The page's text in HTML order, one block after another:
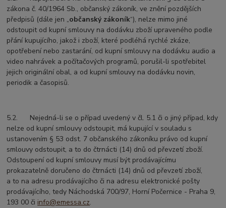
zákona č. 40/1964 Sb., občanský zákoník, ve znění pozdějších
předpisů (dále jen „občanský zákoník“), nelze mimo jiné
odstoupit od kupní smlouvy na dodávku zboží upraveného podle
přání kupujícího, jakož i zboží, které podléhá rychlé zkáze,
opotřebení nebo zastarání, od kupní smlouvy na dodávku audio a
video nahrávek a počítačových programů, porušil-li spotřebitel
jejich originální obal, a od kupní smlouvy na dodávku novin,
periodik a časopisů.
5.2. Nejedná-li se o případ uvedený v čl. 5.1 či o jiný případ, kdy
nelze od kupní smlouvy odstoupit, má kupující v souladu s
ustanovením § 53 odst. 7 občanského zákoníku právo od kupní
smlouvy odstoupit, a to do čtrnácti (14) dnů od převzetí zboží.
Odstoupení od kupní smlouvy musí být prodávajícímu
prokazatelně doručeno do čtrnácti (14) dnů od převzetí zboží,
a to na adresu prodávajícího či na adresu elektronické pošty
prodávajícího, tedy Náchodská 700/97, Horní Počernice - Praha 9,
193 00 či info@emessa.cz.